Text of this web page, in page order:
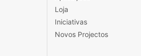
Loja
Iniciativas
Novos Projectos